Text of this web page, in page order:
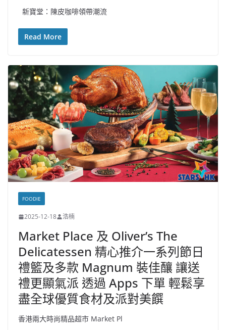
新寶堂：陳皮咖啡領帶潮流
Read More
FOODIE
2025-12-18 浩楠
Market Place 及 Oliver’s The
Delicatessen 精心推介一系列節日
禮籃及多款 Magnum 裝佳釀 讓送
禮更顯氣派 透過 Apps 下單 輕鬆享
盡全球優質食材及派對美饌
香港兩大時尚精品超市 Market Pl